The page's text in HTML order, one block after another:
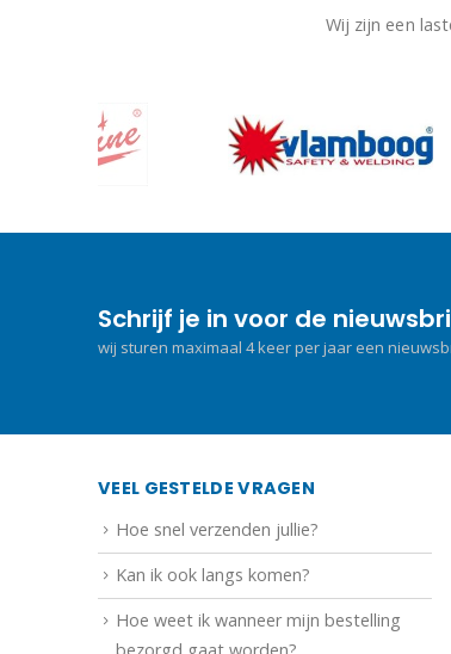
Wij zijn een
Schrijf je in voor de
wij sturen maximaal 4 keer per jaar een
VEEL GESTELDE VRAGEN
Hoe snel verzenden jullie?
Kan ik ook langs komen?
Hoe weet ik wanneer mijn bestelling